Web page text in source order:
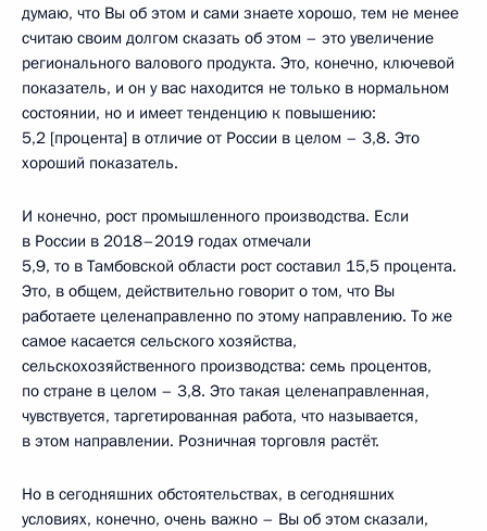
думаю, что Вы об этом и сами знаете хорошо, тем не менее
считаю своим долгом сказать об этом – это увеличение
регионального валового продукта. Это, конечно, ключевой
показатель, и он у вас находится не только в нормальном
состоянии, но и имеет тенденцию к повышению:
5,2 [процента] в отличие от России в целом – 3,8. Это
хороший показатель.
И конечно, рост промышленного производства. Если
в России в 2018–2019 годах отмечали
5,9, то в Тамбовской области рост составил 15,5 процента.
Это, в общем, действительно говорит о том, что Вы
работаете целенаправленно по этому направлению. То же
самое касается сельского хозяйства,
сельскохозяйственного производства: семь процентов,
по стране в целом – 3,8. Это такая целенаправленная,
чувствуется, таргетированная работа, что называется,
в этом направлении. Розничная торговля растёт.
Но в сегодняшних обстоятельствах, в сегодняшних
условиях, конечно, очень важно – Вы об этом сказали,